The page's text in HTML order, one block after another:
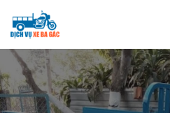
content